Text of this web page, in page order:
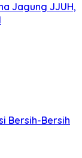
Jagung JJUH,
Bersih-Bersih